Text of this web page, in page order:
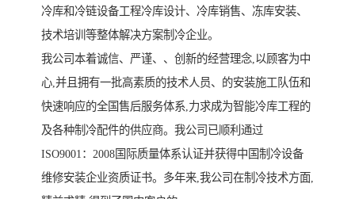
冷库和冷链设备工程冷库设计、冷库销售、冻库安装、
技术培训等整体解决方案制冷企业。
我公司本着诚信、严谨、、创新的经营理念,以顾客为中
心,并且拥有一批高素质的技术人员、的安装施工队伍和
快速响应的全国售后服务体系,力求成为智能冷库工程的
及各种制冷配件的供应商。我公司已顺利通过
ISO9001：2008国际质量体系认证并获得中国制冷设备
维修安装企业资质证书。多年来,我公司在制冷技术方面,